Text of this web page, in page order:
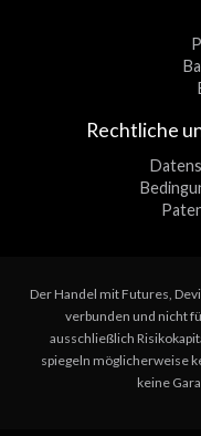
Rechtliche
Der Handel mit Futures,
verbunden und nicht
ausschließlich
spiegeln möglicherweise
keine